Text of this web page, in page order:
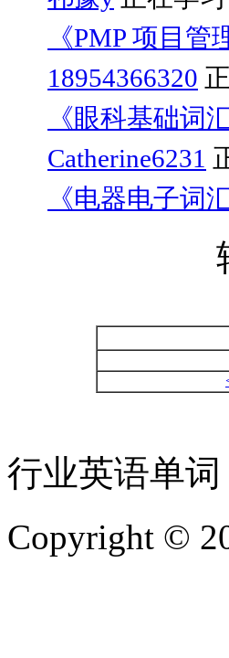
《PMP 项目
18954366320
《眼科基础词汇
Catherine6231
《电器电子词汇
行业英语单
Copyright ©